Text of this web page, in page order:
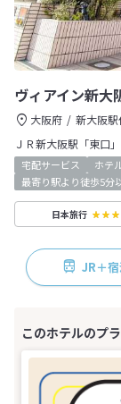
ヴィアイン新大
大阪府 新大阪駅
ＪＲ新大阪駅「東口
宅配サービス ホテ
最寄り駅より徒歩5分
日本旅行
JR＋